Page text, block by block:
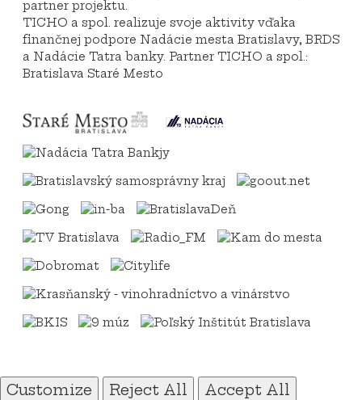
partner projektu.
TICHO a spol. realizuje svoje aktivity vďaka
finančnej podpore Nadácie mesta Bratislavy, BRDS
a Nadácie Tatra banky. Partner TICHO a spol.:
Bratislava Staré Mesto
Customize Reject All
Accept All